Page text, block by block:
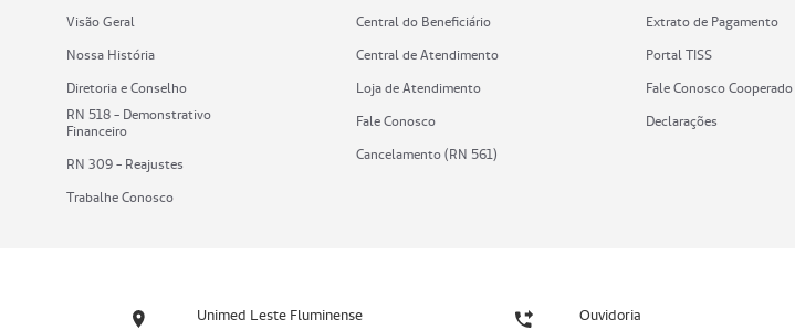
Visão Geral
Nossa História
Diretoria e Conselho
RN 518 - Demonstrativo
Financeiro
RN 309 - Reajustes
Trabalhe Conosco
Central do Beneficiário
Central de Atendimento
Loja de Atendimento
Fale Conosco
Cancelamento (RN 561)
Extrato de Pagamento
Portal TISS
Fale Conosco Cooperado
Declarações
Unimed Leste Fluminense Ouvidoria